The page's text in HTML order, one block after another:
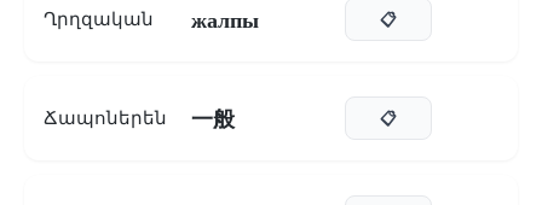
Ղրղզական жалпы 📋
Ճապոներեն 一般 📋